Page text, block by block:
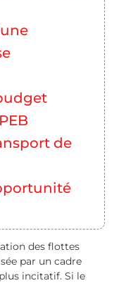
de
des flottes
par un cadre
incitatif. Si le